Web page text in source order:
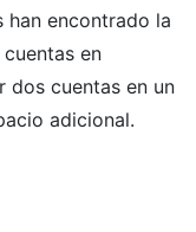
han encontrado la
en
dos cuentas en un
adicional.